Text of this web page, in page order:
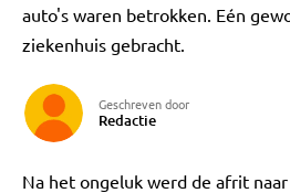
auto's waren betrokken. Eén
ziekenhuis gebracht.
Geschreven door
Redactie
Na het ongeluk werd de afrit